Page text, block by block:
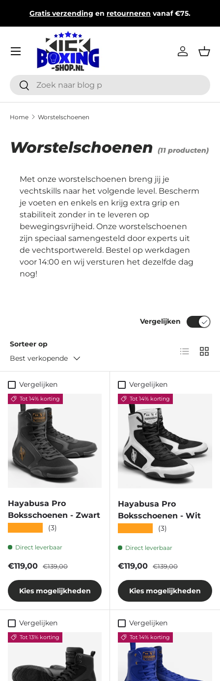
Ga naar inhoud
17:00)
Zoeken
Zoeken
Inloggen
Menu
Home Worstelschoenen
Worstelschoenen (11 producten)
Met onze worstelschoenen breng jij je
vechtskills naar het volgende level. Bescherm
je voeten en enkels en krijg extra grip en
stabiliteit zonder in te leveren op
bewegingsvrijheid. Onze worstelschoenen
zijn speciaal samengesteld door experts uit
de vechtsportwereld. Bestel op werkdagen
voor 14:00 en wij versturen het dezelfde dag
nog!
Sorteer op
Best verkopende
Vergelijken
Lijst
Vergelijken
Tot 14% korting
Hayabusa Pro
Boksschoenen - Zwart
(3)
Direct leverbaar
Verkoopprijs
€119,00 Reguliere prijs
€139,00
Kies mogelijkheden
Vergelijken
Tot 14% korting
Hayabusa Pro
Boksschoenen - Wit
(3)
Direct leverbaar
Verkoopprijs
€119,00 Reguliere prijs
€139,00
Kies mogelijkheden
Vergelijken
Tot 13% korting
Vergelijken
Tot 14% korting